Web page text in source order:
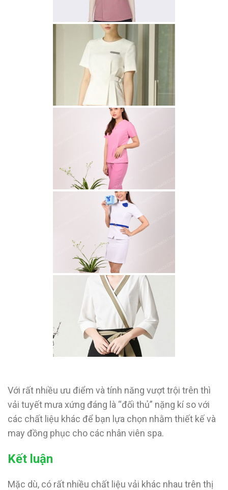
Với rất nhiều ưu điểm và tính năng vượt trội trên thì
vải tuyết mưa xứng đáng là “đối thủ” nặng kí so với
các chất liệu khác để bạn lựa chọn nhằm thiết kế và
may đồng phục cho các nhân viên spa.
Kết luận
Mặc dù, có rất nhiều chất liệu vải khác nhau trên thị